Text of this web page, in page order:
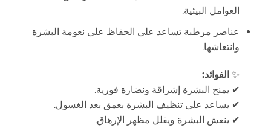
العوامل البيئية.
عناصر مرطبة تساعد على الحفاظ على نعومة البشرة
وانتعاشها.
✨ الفوائد:
✔ يمنح البشرة إشراقة ونضارة فورية.
✔ يساعد على تنظيف البشرة بعمق بعد الغسول.
✔ ينعش البشرة ويقلل مظهر الإرهاق.